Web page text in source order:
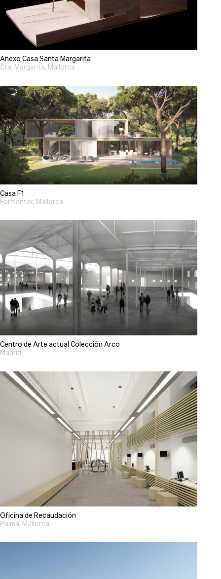
Anexo Casa Santa Margarita
Sta. Margarita, Mallorca
Casa F1
Formentor, Mallorca
Centro de Arte actual Colección Arco
Madrid
Oficina de Recaudación
Palma, Mallorca